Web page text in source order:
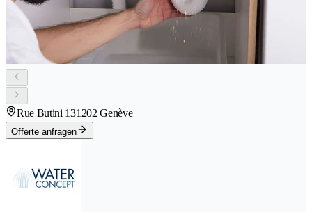
Rue Butini 131202 Genève
Offerte anfragen